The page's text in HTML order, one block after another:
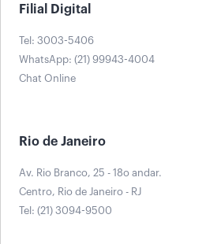
Filial Digital
Tel: 3003-5406
WhatsApp: (21) 99943-4004
Chat Online
Rio de Janeiro
Av. Rio Branco, 25 - 18o andar.
Centro, Rio de Janeiro - RJ
Tel: (21) 3094-9500